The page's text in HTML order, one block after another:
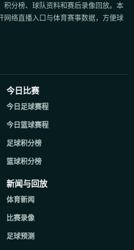
分榜、球队资料和赛后录像回放。本
络直播入口与体育赛事数据，方便球
今日比赛
今日足球赛程
今日篮球赛程
足球积分榜
篮球积分榜
新闻与回放
体育新闻
比赛录像
足球预测